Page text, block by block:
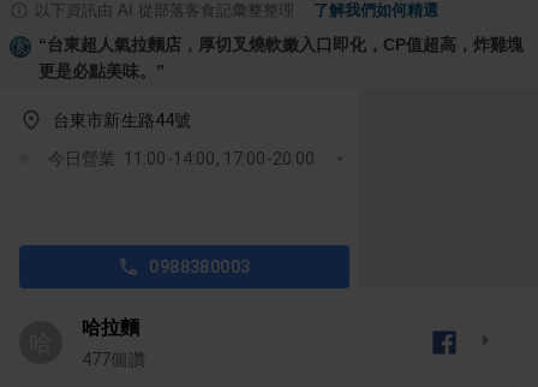
以下資訊由 AI 從部落客食記彙整整理 了解我們如何精選
“台東超人氣拉麵店，厚切叉燒軟嫩入口即化，CP值超高，炸雞塊
更是必點美味。 ”
台東市新生路44號
今日營業: 11:00-14:00, 17:00-20:00
0988380003
哈拉麵
477個讚